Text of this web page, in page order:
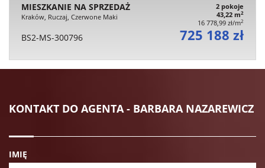
MIESZKANIE NA SPRZEDAŻ
Kraków, Ruczaj, Czerwone Maki
2 pokoje
43,22 m2
16 778,99 zł/m2
BS2-MS-300796 725 188 zł
KONTAKT DO AGENTA - BARBARA NAZAREWICZ
IMIĘ